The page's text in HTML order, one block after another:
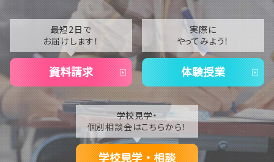
2021
2020
最短2日で
お届けします！
資料請求
実際に
やってみよう！
体験授業
学校見学・
個別相談会はこちらから！
学校見学・相談